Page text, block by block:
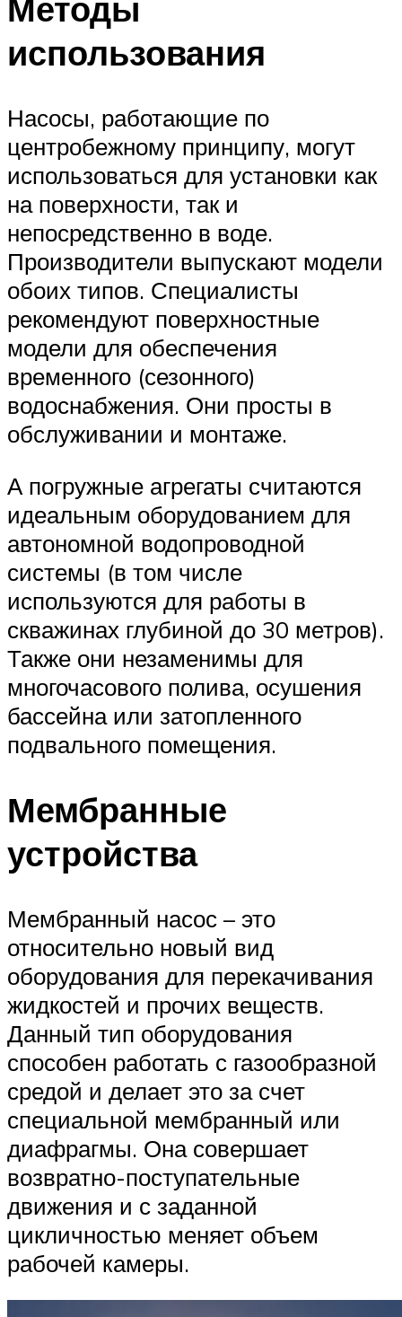
Методы
использования
Насосы, работающие по
центробежному принципу, могут
использоваться для установки как
на поверхности, так и
непосредственно в воде.
Производители выпускают модели
обоих типов. Специалисты
рекомендуют поверхностные
модели для обеспечения
временного (сезонного)
водоснабжения. Они просты в
обслуживании и монтаже.
А погружные агрегаты считаются
идеальным оборудованием для
автономной водопроводной
системы (в том числе
используются для работы в
скважинах глубиной до 30 метров).
Также они незаменимы для
многочасового полива, осушения
бассейна или затопленного
подвального помещения.
Мембранные
устройства
Мембранный насос – это
относительно новый вид
оборудования для перекачивания
жидкостей и прочих веществ.
Данный тип оборудования
способен работать с газообразной
средой и делает это за счет
специальной мембранный или
диафрагмы. Она совершает
возвратно-поступательные
движения и с заданной
цикличностью меняет объем
рабочей камеры.